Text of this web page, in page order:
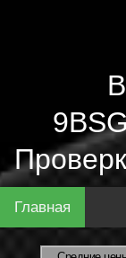
Главная